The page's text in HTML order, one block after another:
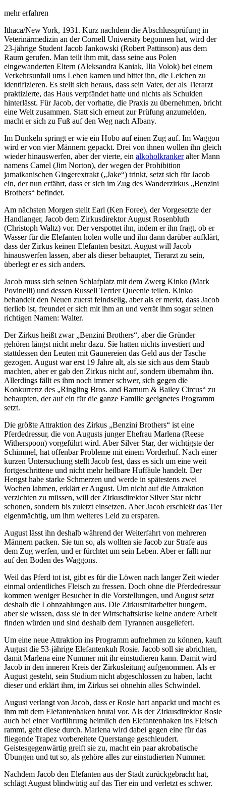
mehr erfahren
Ithaca/New York, 1931. Kurz nachdem die Abschlussprüfung in
Veterinärmedizin an der Cornell University begonnen hat, wird der
23-jährige Student Jacob Jankowski (Robert Pattinson) aus dem
Raum gerufen. Man teilt ihm mit, dass seine aus Polen
eingewanderten Eltern (Aleksandra Kaniak, Ilia Volok) bei einem
Verkehrsunfall ums Leben kamen und bittet ihn, die Leichen zu
identifizieren. Es stellt sich heraus, dass sein Vater, der als Tierarzt
praktizierte, das Haus verpfändet hatte und nichts als Schulden
hinterlässt. Für Jacob, der vorhatte, die Praxis zu übernehmen, bricht
eine Welt zusammen. Statt sich erneut zur Prüfung anzumelden,
macht er sich zu Fuß auf den Weg nach Albany.
Im Dunkeln springt er wie ein Hobo auf einen Zug auf. Im Waggon
wird er von vier Männern gepackt. Drei von ihnen wollen ihn gleich
wieder hinauswerfen, aber der vierte, ein alkoholkrankeralter Mann
namens Camel (Jim Norton), der wegen der Prohibition
jamaikanischen Gingerextrakt („Jake“) trinkt, setzt sich für Jacob
ein, der nun erfährt, dass er sich im Zug des Wanderzirkus „Benzini
Brothers“ befindet.
Am nächsten Morgen stellt Earl (Ken Foree), der Vorgesetzte der
Handlanger, Jacob dem Zirkusdirektor August Rosenbluth
(Christoph Waltz) vor. Der verspottet ihn, indem er ihn fragt, ob er
Wasser für die Elefanten holen wolle und ihn dann darüber aufklärt,
dass der Zirkus keinen Elefanten besitzt. August will Jacob
hinauswerfen lassen, aber als dieser behauptet, Tierarzt zu sein,
überlegt er es sich anders.
Jacob muss sich seinen Schlafplatz mit dem Zwerg Kinko (Mark
Povinelli) und dessen Russell Terrier Queenie teilen. Kinko
behandelt den Neuen zuerst feindselig, aber als er merkt, dass Jacob
tierlieb ist, freundet er sich mit ihm an und verrät ihm sogar seinen
richtigen Namen: Walter.
Der Zirkus heißt zwar „Benzini Brothers“, aber die Gründer
gehören längst nicht mehr dazu. Sie hatten nichts investiert und
stattdessen den Leuten mit Gaunereien das Geld aus der Tasche
gezogen. August war erst 19 Jahre alt, als sie sich aus dem Staub
machten, aber er gab den Zirkus nicht auf, sondern übernahm ihn.
Allerdings fällt es ihm noch immer schwer, sich gegen die
Konkurrenz des „Ringling Bros. and Barnum & Bailey Circus“ zu
behaupten, der auf ein für die ganze Familie geeignetes Programm
setzt.
Die größte Attraktion des Zirkus „Benzini Brothers“ ist eine
Pferdedressur, die von Augusts junger Ehefrau Marlena (Reese
Witherspoon) vorgeführt wird. Aber Silver Star, der wichtigste der
Schimmel, hat offenbar Probleme mit einem Vorderhuf. Nach einer
kurzen Untersuchung stellt Jacob fest, dass es sich um eine weit
fortgeschrittene und nicht mehr heilbare Huffäule handelt. Der
Hengst habe starke Schmerzen und werde in spätestens zwei
Wochen lahmen, erklärt er August. Um nicht auf die Attraktion
verzichten zu müssen, will der Zirkusdirektor Silver Star nicht
schonen, sondern bis zuletzt einsetzen. Aber Jacob erschießt das Tier
eigenmächtig, um ihm weiteres Leid zu ersparen.
August lässt ihn deshalb während der Weiterfahrt von mehreren
Männern packen. Sie tun so, als wollten sie Jacob zur Strafe aus
dem Zug werfen, und er fürchtet um sein Leben. Aber er fällt nur
auf den Boden des Waggons.
Weil das Pferd tot ist, gibt es für die Löwen nach langer Zeit wieder
einmal ordentliches Fleisch zu fressen. Doch ohne die Pferdedressur
kommen weniger Besucher in die Vorstellungen, und August setzt
deshalb die Lohnzahlungen aus. Die Zirkusmitarbeiter hungern,
aber sie wissen, dass sie in der Wirtschaftskrise keine andere Arbeit
finden würden und sind deshalb dem Tyrannen ausgeliefert.
Um eine neue Attraktion ins Programm aufnehmen zu können, kauft
August die 53-jährige Elefantenkuh Rosie. Jacob soll sie abrichten,
damit Marlena eine Nummer mit ihr einstudieren kann. Damit wird
Jacob in den inneren Kreis der Zirkusleitung aufgenommen. Als er
August gesteht, sein Studium nicht abgeschlossen zu haben, lacht
dieser und erklärt ihm, im Zirkus sei ohnehin alles Schwindel.
August verlangt von Jacob, dass er Rosie hart anpackt und macht es
ihm mit dem Elefantenhaken brutal vor. Als der Zirkusdirektor Rosie
auch bei einer Vorführung heimlich den Elefantenhaken ins Fleisch
rammt, geht diese durch. Marlena wird dabei gegen eine für das
fliegende Trapez vorbereitete Querstange geschleudert.
Geistesgegenwärtig greift sie zu, macht ein paar akrobatische
Übungen und tut so, als gehöre alles zur einstudierten Nummer.
Nachdem Jacob den Elefanten aus der Stadt zurückgebracht hat,
schlägt August blindwütig auf das Tier ein und verletzt es schwer.